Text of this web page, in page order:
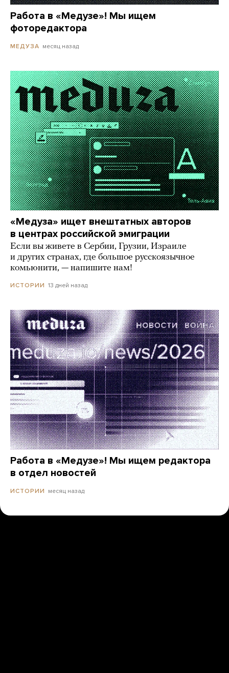
Работа в «Медузе»! Мы ищем
фоторедактора
МЕДУЗА месяц назад
«Медуза» ищет внештатных авторов
в центрах российской эмиграции
Если вы живете в Сербии, Грузии, Израиле
и других странах, где большое русскоязычное
комьюнити, — напишите нам!
ИСТОРИИ 13 дней назад
Работа в «Медузе»! Мы ищем редактора
в отдел новостей
ИСТОРИИ месяц назад